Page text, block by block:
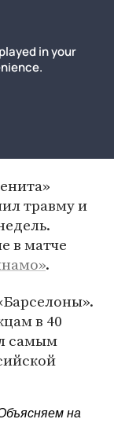
травму и
в матче
.
в 40
самым
на